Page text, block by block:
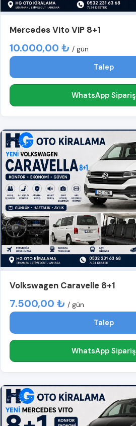
Mercedes Vito VIP 8+1
10.000,00 ₺ / gün
Talep
WhatsApp Sipariş
Volkswagen Caravelle 8+1
7.500,00 ₺ / gün
Talep
WhatsApp Sipariş